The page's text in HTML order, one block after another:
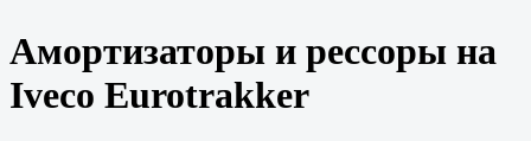
Амортизаторы и рессоры на
Iveco Eurotrakker